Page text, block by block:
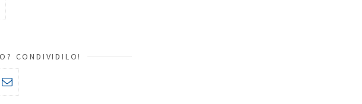
CONDIVIDILO!